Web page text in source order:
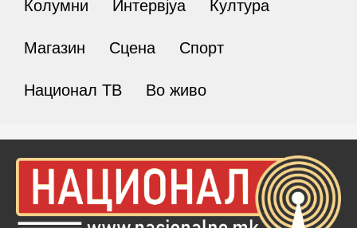
Колумни Интервјуа Култура
Магазин Сцена Спорт
Национал ТВ Во живо